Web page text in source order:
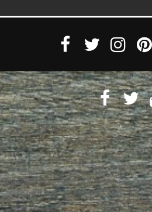
Witaly S.r.l. © 2011-2023 All rights
è registrata presso il Tribunale di Roma n.
riservati